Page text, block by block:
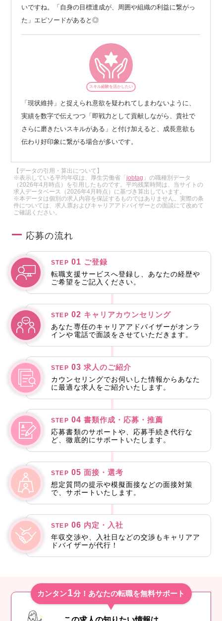
いですね。「自身の目標達成が、周囲や組織の利益に繋がっ
た」エピソードがあると◎
スキル経験を活かしたい
「現状維持」と捉えられ意欲を疑われてしまわないように、
実績を数字で伝えつつ「即戦力として貢献しながら、貴社で
さらに磨きたいスキルがある」と付け加えると、成長意欲も
伝わり好印象に繋がる場合が多いです。
【データの引用・算出について】
※表示している平均年収は、厚生労働省「jobtag 」の職種別データ
（2026年4月時点）を引用したものです。平均残業時間は、当サイトの
求人データベース（2026年4月時点）に基づき算出しています。
※本データは個別の求人内容を保証するものではありません。実際の条
件については、求人票およびキャリアアドバイザーとの面談にて改めて
ご確認ください。
応募の流れ
STEP 01 ご登録
転職支援サービスへ登録し、あなたの経歴や
ご希望をご記入ください。
STEP 02 キャリアカウンセリング
あなた専任のキャリアアドバイザーがオンラ
インや電話で面談をさせていただきます。
STEP 03 求人のご紹介
カウンセリングでお伺いした情報からあなた
に最適な求人をご紹介いたします。
STEP 04 書類作成・応募・推薦
応募書類のサポートや、応募手続き代行な
ど、徹底的にサポートいたします。
STEP 05 面接・選考
想定質問の提示や模擬面接などの面接対策
で、サポートいたします。
STEP 06 内定・入社
年収交渉や、入社日などの交渉もキャリアア
ドバイザーが代行！
カンタン1分！あなたの転職を無料サポート